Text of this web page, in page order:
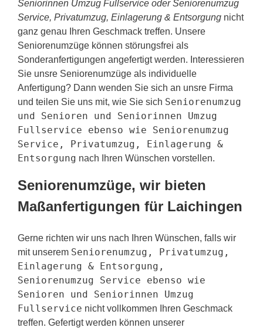
Seniorinnen Umzug Fullservice oder Seniorenumzug
Service, Privatumzug, Einlagerung & Entsorgung nicht
ganz genau Ihren Geschmack treffen. Unsere
Seniorenumzüge können störungsfrei als
Sonderanfertigungen angefertigt werden. Interessieren
Sie unsre Seniorenumzüge als individuelle
Anfertigung? Dann wenden Sie sich an unsre Firma
und teilen Sie uns mit, wie Sie sich Seniorenumzug
und Senioren und Seniorinnen Umzug
Fullservice ebenso wie Seniorenumzug
Service, Privatumzug, Einlagerung &
Entsorgung nach Ihren Wünschen vorstellen.
Seniorenumzüge, wir bieten
Maßanfertigungen für Laichingen
Gerne richten wir uns nach Ihren Wünschen, falls wir
mit unserem Seniorenumzug, Privatumzug,
Einlagerung & Entsorgung,
Seniorenumzug Service ebenso wie
Senioren und Seniorinnen Umzug
Fullservice nicht vollkommen Ihren Geschmack
treffen. Gefertigt werden können unserer